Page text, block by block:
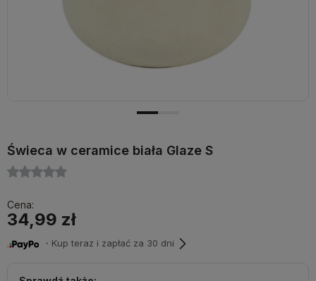
Świeca w ceramice biała Glaze S
Cena:
34,99 zł
・Kup teraz i zapłać za 30 dni